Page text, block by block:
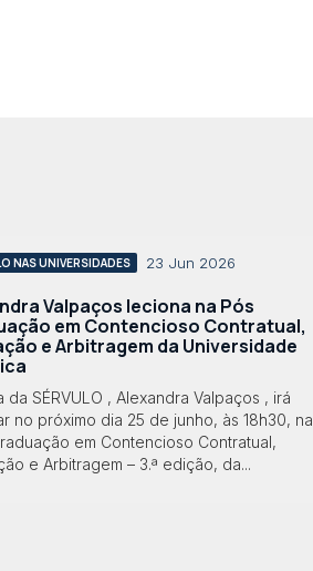
NAS UNIVERSIDADES 23 Jun 2026
Valpaços leciona na Pós
em Contencioso Contratual,
e Arbitragem da Universidade
da SÉRVULO , Alexandra Valpaços , irá
no próximo dia 25 de junho, às 18h30, na
em Contencioso Contratual,
e Arbitragem – 3.ª edição, da...